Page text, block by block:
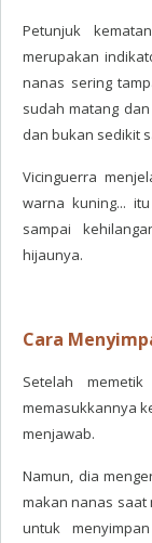
Petunjuk
merupakan
nanas sering
sudah matang
dan bukan sedikit
Vicinguerra
warna kuning...
sampai
hijaunya.
Cara
Setelah
memasukkannya
menjawab.
Namun, dia
makan nanas saat
untuk